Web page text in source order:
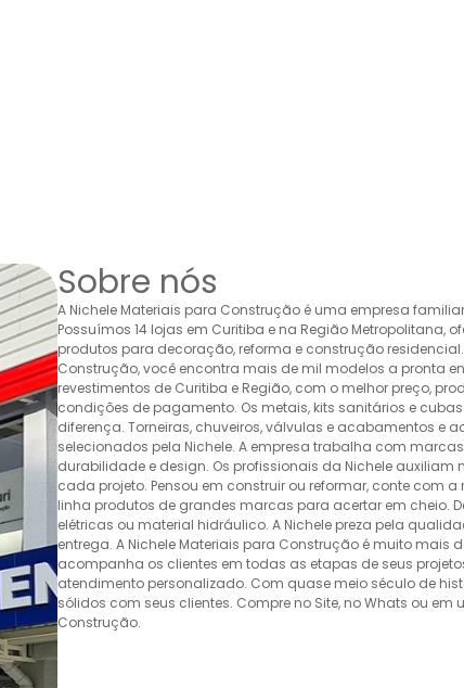
Sobre nós
A Nichele Materiais para Construção é uma empresa
Possuímos 14 lojas em Curitiba e na Região Metropolitana,
produtos para decoração, reforma e construção
Construção, você encontra mais de mil modelos a pronta
revestimentos de Curitiba e Região, com o melhor preço,
condições de pagamento. Os metais, kits sanitários e
diferença. Torneiras, chuveiros, válvulas e acabamentos e
selecionados pela Nichele. A empresa trabalha com
durabilidade e design. Os profissionais da Nichele
cada projeto. Pensou em construir ou reformar, conte com
linha produtos de grandes marcas para acertar em cheio.
elétricas ou material hidráulico. A Nichele preza pela
entrega. A Nichele Materiais para Construção é muito mais
acompanha os clientes em todas as etapas de seus
atendimento personalizado. Com quase meio século de
sólidos com seus clientes. Compre no Site, no Whats ou em
Construção.